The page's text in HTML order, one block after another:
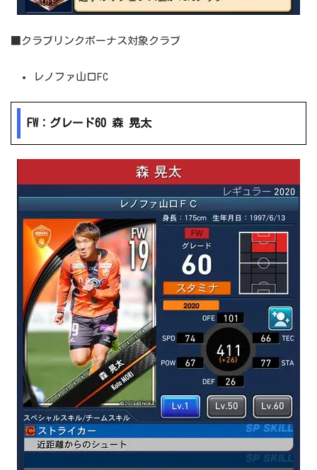
■クラブリンクボーナス対象クラブ
レノファ山口FC
FW：グレード60 森 晃太